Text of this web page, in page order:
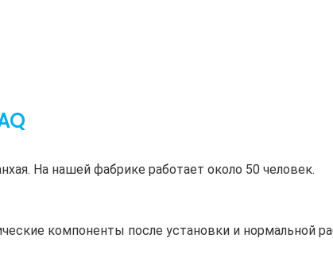
На нашей фабрике работает около 50 человек.
компоненты после установки и нормальной